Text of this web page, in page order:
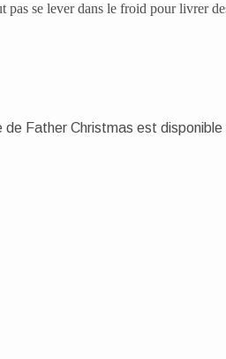
pas se lever dans le froid pour livrer
de Father Christmas est